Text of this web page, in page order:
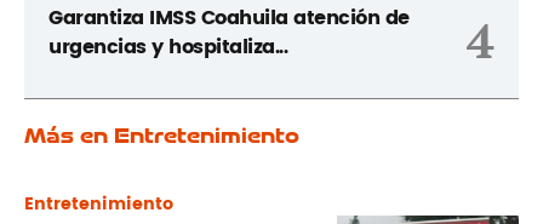
Garantiza IMSS Coahuila atención de
urgencias y hospitaliza...
4
Más en Entretenimiento
Entretenimiento